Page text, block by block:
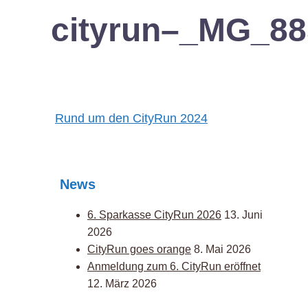
Post
Rund um den CityRun 2024
News
6. Sparkasse CityRun 2026 13. Juni
2026
CityRun goes orange 8. Mai 2026
Anmeldung zum 6. CityRun eröffnet
12. März 2026